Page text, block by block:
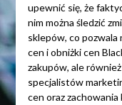
upewnić się, że
nim można śledzić
sklepów, co pozwala
cen i obniżki cen
zakupów, ale
specjalistów
cen oraz